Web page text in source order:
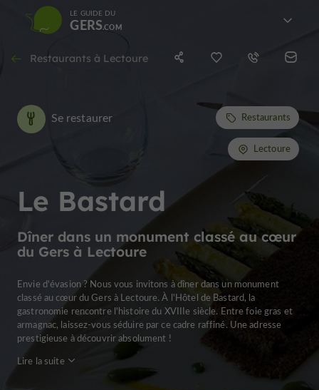
LE GUIDE DU
GERS
Restaurants à Lectoure
Le Bastard
Dîner dans un monument classé au cœur
du Gers à Lectoure
Se restaurer Restaurants
Lectoure
Envie d'évasion ? Nous vous invitons à dîner dans un monument
classé au cœur du Gers à Lectoure. À l'Hôtel de Bastard, la
gastronomie rencontre l'histoire du XVIIIe siècle. Entre foie gras et
armagnac, laissez-vous séduire par ce cadre raffiné. Une adresse
prestigieuse à découvrir absolument !
Lire la suite